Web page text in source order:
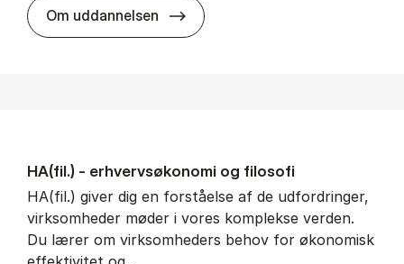
Om uddannelsen HA i mar­keds- og kul­tu­r­a­na­ly­se
HA(fil.) - erhvervs­økonomi og fi­lo­so­fi
HA(fil.) giver dig en forståelse af de udfordringer,
virksomheder møder i vores komplekse verden.
Du lærer om virksomheders behov for økonomisk